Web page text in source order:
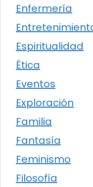
Enfermería
Espiritualidad
Ética
Eventos
Exploración
Familia
Fantasía
Feminismo
Filosofía